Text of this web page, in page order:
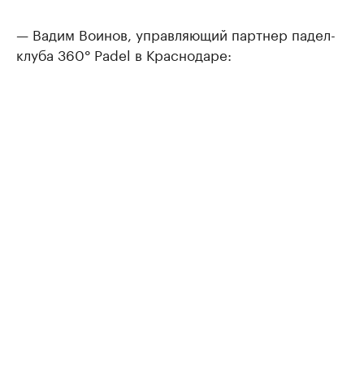
— Вадим Воинов, управляющий партнер падел-
клуба 360° Padel в Краснодаре: